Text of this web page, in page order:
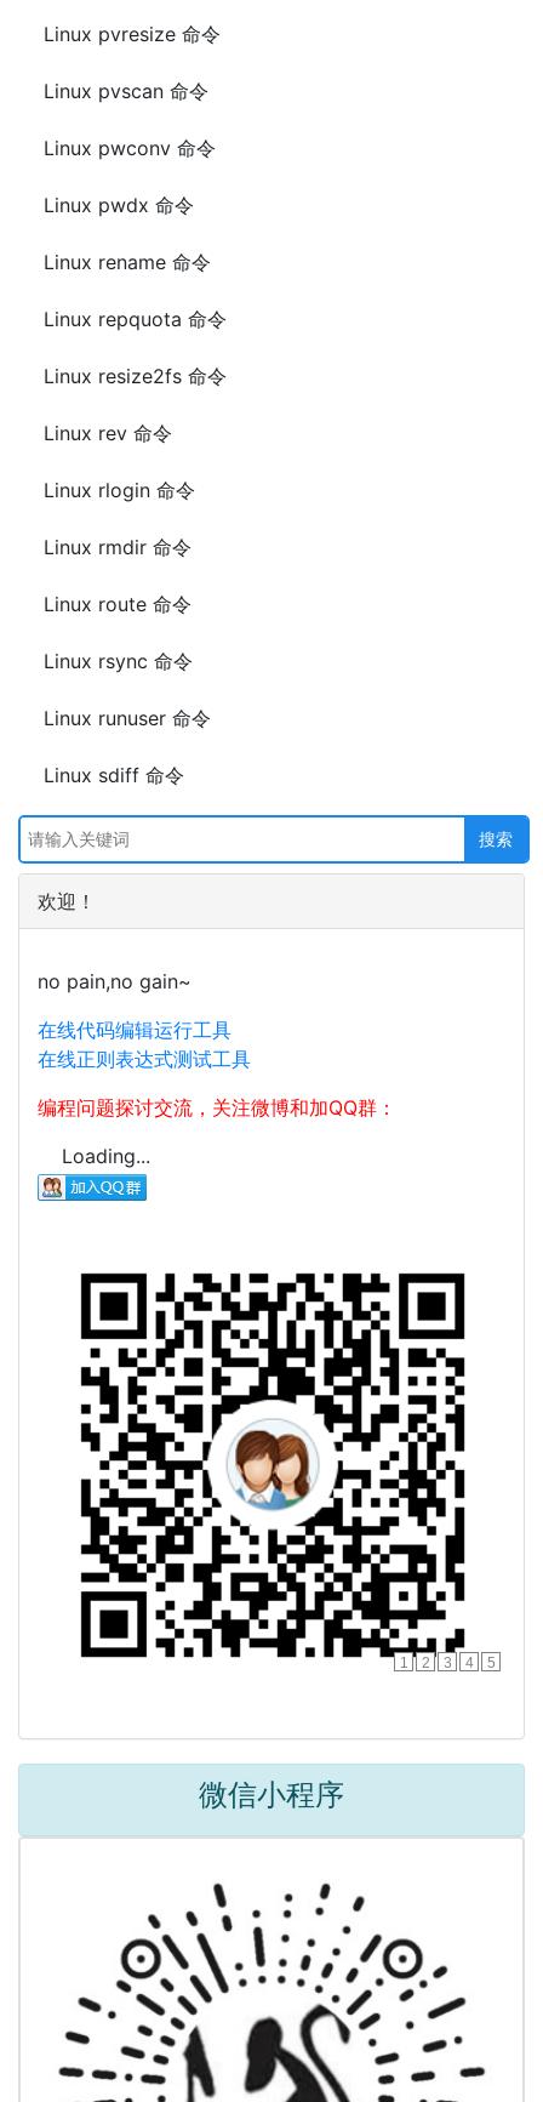
Linux pvresize 命令
Linux pvscan 命令
Linux pwconv 命令
Linux pwdx 命令
Linux rename 命令
Linux repquota 命令
Linux resize2fs 命令
Linux rev 命令
Linux rlogin 命令
Linux rmdir 命令
Linux route 命令
Linux rsync 命令
Linux runuser 命令
Linux sdiff 命令
欢迎！
no pain,no gain~
在线代码编辑运行工具
在线正则表达式测试工具
编程问题探讨交流，关注微博和加QQ群：
Loading...
1 2 3 4 5
微信小程序